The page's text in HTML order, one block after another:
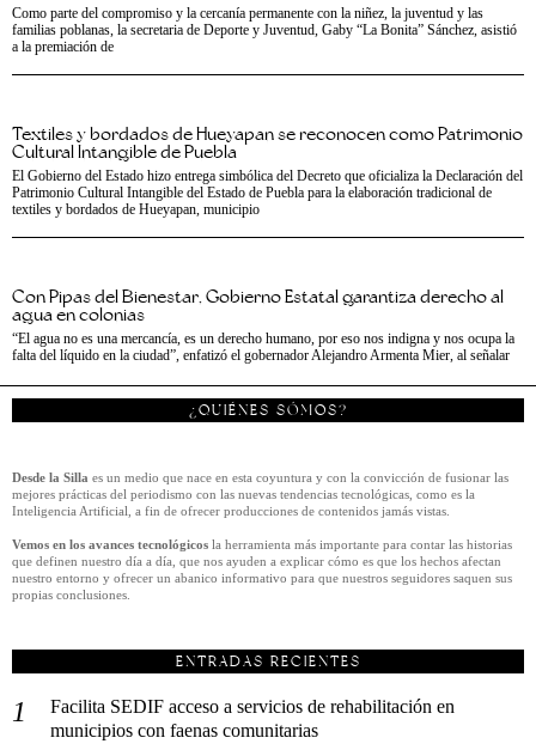
Como parte del compromiso y la cercanía permanente con la niñez, la juventud y las
familias poblanas, la secretaria de Deporte y Juventud, Gaby “La Bonita” Sánchez, asistió
a la premiación de
Textiles y bordados de Hueyapan se reconocen como Patrimonio
Cultural Intangible de Puebla
El Gobierno del Estado hizo entrega simbólica del Decreto que oficializa la Declaración del
Patrimonio Cultural Intangible del Estado de Puebla para la elaboración tradicional de
textiles y bordados de Hueyapan, municipio
Con Pipas del Bienestar, Gobierno Estatal garantiza derecho al
agua en colonias
“El agua no es una mercancía, es un derecho humano, por eso nos indigna y nos ocupa la
falta del líquido en la ciudad”, enfatizó el gobernador Alejandro Armenta Mier, al señalar
¿QUIÉNES SÓMOS?
Desde la Silla es un medio que nace en esta coyuntura y con la convicción de fusionar las
mejores prácticas del periodismo con las nuevas tendencias tecnológicas, como es la
Inteligencia Artificial, a fin de ofrecer producciones de contenidos jamás vistas.
Vemos en los avances tecnológicos la herramienta más importante para contar las historias
que definen nuestro día a día, que nos ayuden a explicar cómo es que los hechos afectan
nuestro entorno y ofrecer un abanico informativo para que nuestros seguidores saquen sus
propias conclusiones.
ENTRADAS RECIENTES
Facilita SEDIF acceso a servicios de rehabilitación en
municipios con faenas comunitarias